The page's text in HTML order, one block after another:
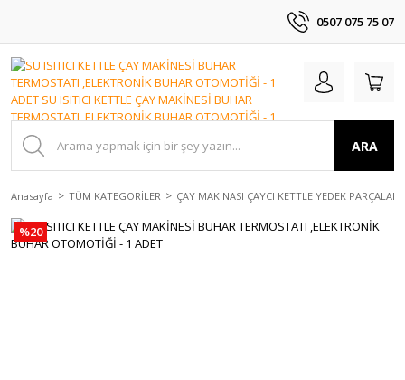
0507 075 75 07
ARA
Anasayfa TÜM KATEGORİLER ÇAY MAKİNASI ÇAYCI KETTLE YEDEK PARÇALAR
%20